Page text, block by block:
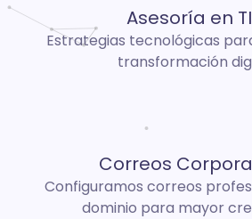
Asesoría en
Estrategias tecnológicas
transformación
Correos
Configuramos correos
dominio para mayor